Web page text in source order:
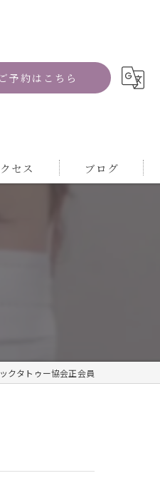
ご予約はこちら
セス ブログ
クタトゥー協会正会員